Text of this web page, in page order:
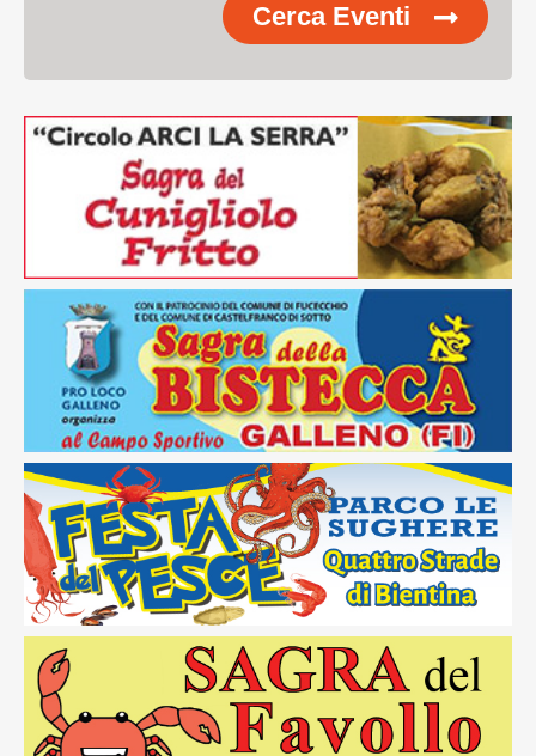
Cerca Eventi